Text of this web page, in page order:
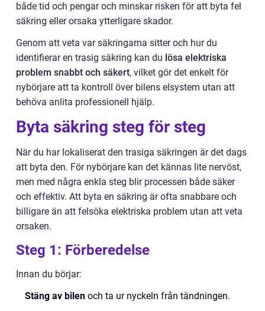
både tid och pengar och minskar risken för att byta fel
säkring eller orsaka ytterligare skador.
Genom att veta var säkringarna sitter och hur du
identifierar en trasig säkring kan du lösa elektriska
problem snabbt och säkert, vilket gör det enkelt för
nybörjare att ta kontroll över bilens elsystem utan att
behöva anlita professionell hjälp.
Byta säkring steg för steg
När du har lokaliserat den trasiga säkringen är det dags
att byta den. För nybörjare kan det kännas lite nervöst,
men med några enkla steg blir processen både säker
och effektiv. Att byta en säkring är ofta snabbare och
billigare än att felsöka elektriska problem utan att veta
orsaken.
Steg 1: Förberedelse
Innan du börjar:
Stäng av bilen och ta ur nyckeln från tändningen.